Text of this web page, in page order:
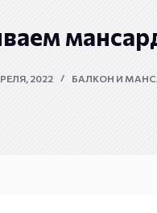
2022 БАЛКОН И